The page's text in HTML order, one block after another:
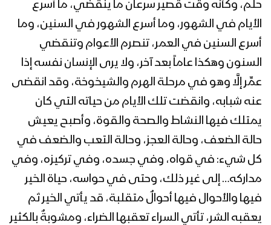
المحاضرة الرمضانية السابعة والعشرون
للسيد عبدالملك بدرالدين الحوثي 28
المحاضرة الرمضانية السادسة والعشرون
للسيد عبدالملك بدرالدين الحوثي 26
رمضان 1443هـ
المحاضرة الرمضانية الخامسة والعشرون
للسيد عبدالملك بدرالدين الحوثي 25
رمضان 1443هـ
المحاضرة الرمضانية الرابعة والعشرون
للسيد عبدالملك بدرالدين الحوثي 24
رمضان 1443هـ
حلم، وكأنه وقتٌ قصير سرعان ما ينقضي، ما أسرع
الأيام في الشهور، وما أسرع الشهور في السنين، وما
أسرع السنين في العمر، تنصرم الأعوام وتنقضي
السنون وهكذا عاماً بعد آخر، ولا يرى الإنسان نفسه إذا
عمِّر إلَّا وهو في مرحلة الهرم والشيخوخة، وقد انقضى
عنه شبابه، وانقضت تلك الأيام من حياته التي كان
يمتلك فيها النشاط والصحة والقوة، وأصبح يعيش
حالة الضعف، وحالة العجز، وحالة التعب والضعف في
كل شيء: في قواه، وفي جسده، وفي تركيزه، وفي
مداركه… إلى غير ذلك، وحتى في حواسه، حياة الخير
فيها والأحوال فيها أحوالٌ متقلبة، قد يأتي الخير ثم
يعقبه الشر، تأتي السراء تعقبها الضراء، ومشوبةٌ بالكثير